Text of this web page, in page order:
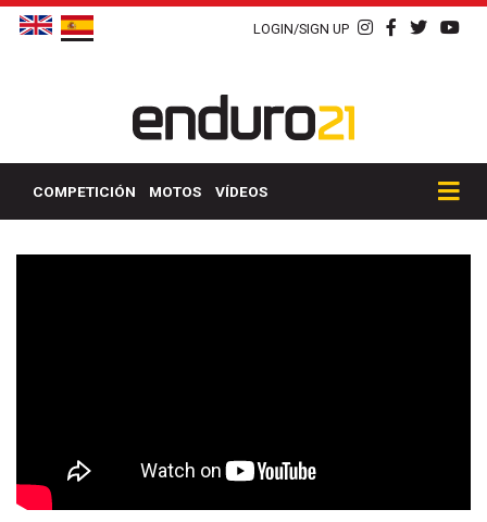
LOGIN/SIGN UP
COMPETICIÓN MOTOS VÍDEOS